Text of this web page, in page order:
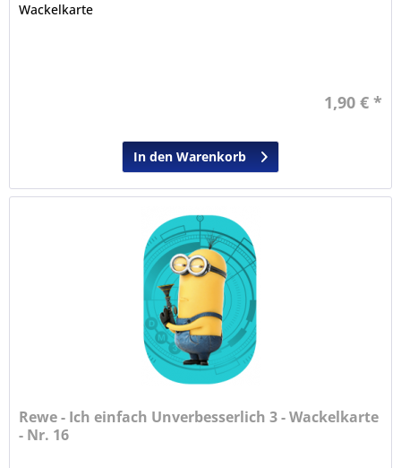
Wackelkarte
1,90 € *
In den Warenkorb
Rewe - Ich einfach Unverbesserlich 3 - Wackelkarte
- Nr. 16